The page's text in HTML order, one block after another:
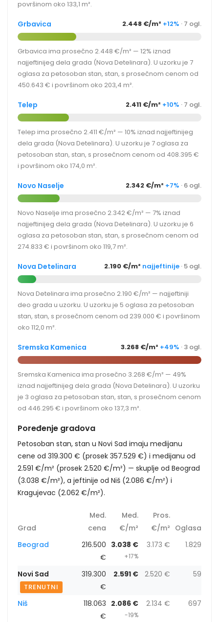
površinom oko 133,1 m².
Grbavica 2.448 €/m² +12% · 7 ogl.
Grbavica ima prosečno 2.448 €/m² — 12% iznad
najjeftinijeg dela grada (Nova Detelinara). U uzorku je 7
oglasa za petosoban stan, stan, s prosečnom cenom od
450.643 € i površinom oko 203,4 m².
Telep 2.411 €/m² +10% · 7 ogl.
Telep ima prosečno 2.411 €/m² — 10% iznad najjeftinijeg
dela grada (Nova Detelinara). U uzorku je 7 oglasa za
petosoban stan, stan, s prosečnom cenom od 408.395 €
i površinom oko 174,0 m².
Novo Naselje 2.342 €/m² +7% · 6 ogl.
Novo Naselje ima prosečno 2.342 €/m² — 7% iznad
najjeftinijeg dela grada (Nova Detelinara). U uzorku je 6
oglasa za petosoban stan, stan, s prosečnom cenom od
274.833 € i površinom oko 119,7 m².
Nova Detelinara 2.190 €/m² najjeftinije · 5 ogl.
Nova Detelinara ima prosečno 2.190 €/m² — najjeftiniji
deo grada u uzorku. U uzorku je 5 oglasa za petosoban
stan, stan, s prosečnom cenom od 239.000 € i površinom
oko 112,0 m².
Sremska Kamenica 3.268 €/m² +49% · 3 ogl.
Sremska Kamenica ima prosečno 3.268 €/m² — 49%
iznad najjeftinijeg dela grada (Nova Detelinara). U uzorku
je 3 oglasa za petosoban stan, stan, s prosečnom cenom
od 446.295 € i površinom oko 137,3 m².
Poređenje gradova
Petosoban stan, stan u Novi Sad imaju medijanu
cene od 319.300 € (prosek 357.529 €) i medijanu od
2.591 €/m² (prosek 2.520 €/m²) — skuplje od Beograd
(3.038 €/m²), a jeftinije od Niš (2.086 €/m²) i
Kragujevac (2.062 €/m²).
Grad
Med.
cena
Med.
€/m²
Pros.
€/m² Oglasa
Beograd
216.500
€
3.038 €
+17%
3.173 € 1.829
Novi Sad
TRENUTNI
319.300
€
2.591 € 2.520 € 59
Niš
118.063
€
2.086 €
-19%
2.134 € 697